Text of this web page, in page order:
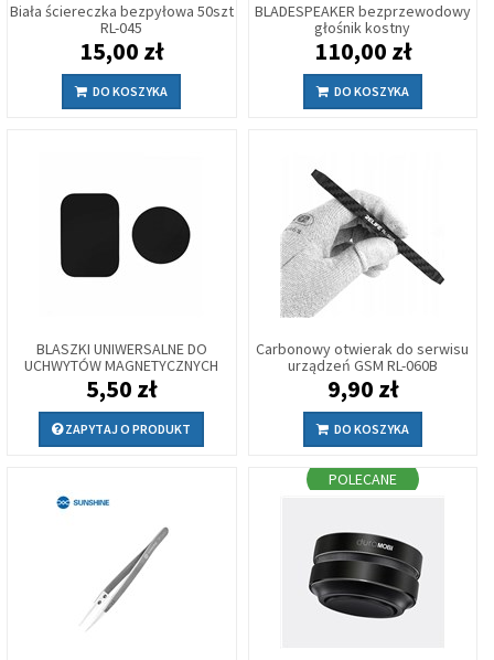
Biała ściereczka bezpyłowa 50szt
RL-045
15,00 zł
DO KOSZYKA
BLADESPEAKER bezprzewodowy
głośnik kostny
110,00 zł
DO KOSZYKA
BLASZKI UNIWERSALNE DO
UCHWYTÓW MAGNETYCZNYCH
5,50 zł
ZAPYTAJ O PRODUKT
Carbonowy otwierak do serwisu
urządzeń GSM RL-060B
9,90 zł
DO KOSZYKA
POLECANE